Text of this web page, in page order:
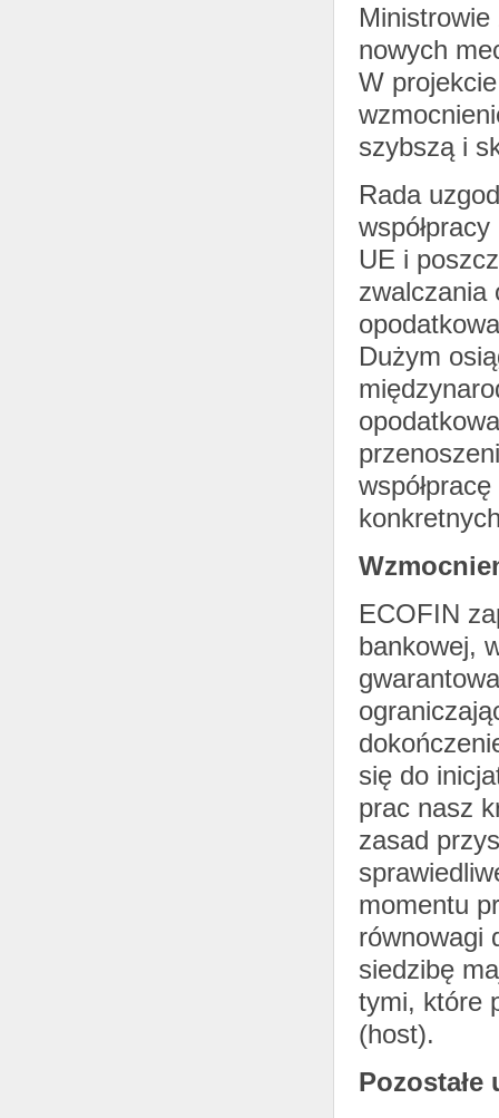
nowych
W
szybszą i
Rada
UE i
zwalczania
Dużym
ECOFIN
bankowej,
się do
prac nasz
zasad
momentu
równowagi
siedzibę
tymi, które
(host).
Pozostałe